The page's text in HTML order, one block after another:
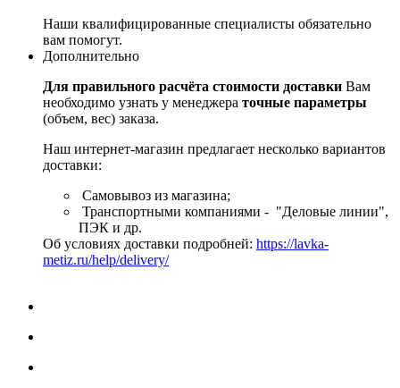
Наши квалифицированные специалисты обязательно
вам помогут.
Дополнительно
Для правильного расчёта стоимости доставки Вам
необходимо узнать у менеджера точные параметры
(объем, вес) заказа.
Наш интернет-магазин предлагает несколько вариантов
доставки:
Самовывоз из магазина;
Транспортными компаниями - "Деловые линии",
ПЭК и др.
Об условиях доставки подробней: https://lavka-
metiz.ru/help/delivery/